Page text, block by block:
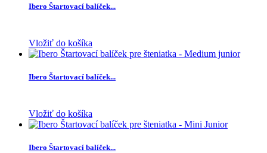
Ibero Štartovací balíček...
Vložiť do košíka
Ibero Štartovací balíček...
Vložiť do košíka
Ibero Štartovací balíček...